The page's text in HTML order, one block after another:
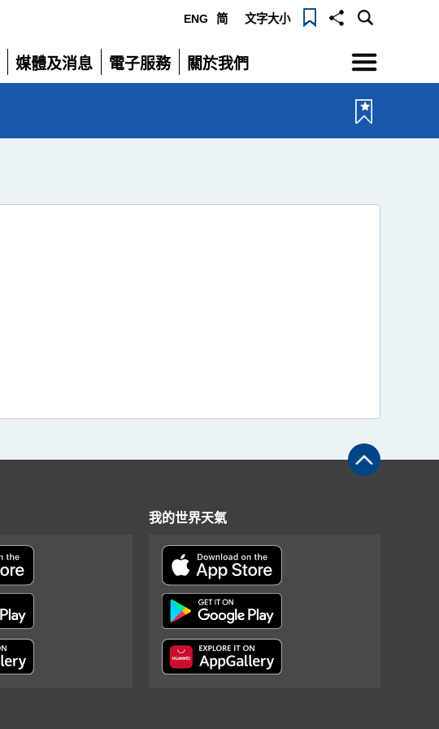
ENG 简 文字大小
媒體及消息
展
電子服務
展
關於我們
展
選
單
我的世界天氣